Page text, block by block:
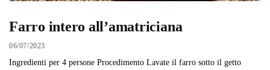
Farro intero all’amatriciana
06/07/2023
Ingredienti per 4 persone Procedimento Lavate il farro sotto il getto